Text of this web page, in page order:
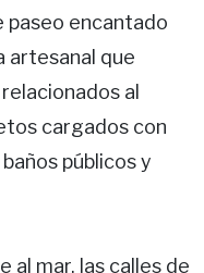
paseo encantado
artesanal que
al
cargados con
públicos y
al mar, las calles de